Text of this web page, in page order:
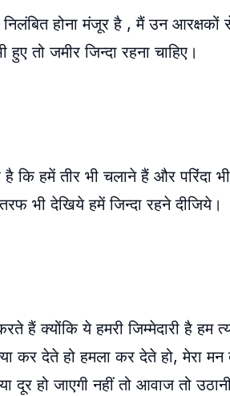
होना मंजूर है , मैं उन आरक्षकों
तो जमीर जिन्दा रहना चाहिए।
कि हमें तीर भी चलाने हैं और परिंदा
भी देखिये हमें जिन्दा रहने दीजिये।
क्योंकि ये हमरी जिम्मेदारी है हम
कर देते हो हमला कर देते हो, मेरा मन
हो जाएगी नहीं तो आवाज तो